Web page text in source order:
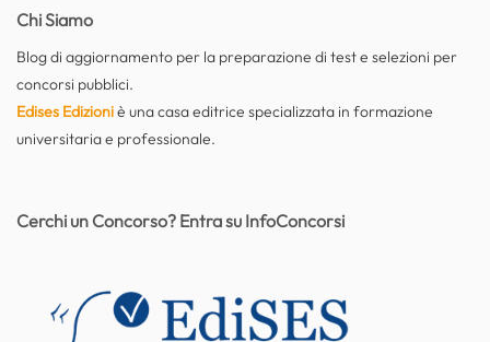
Chi Siamo
Blog di aggiornamento per la preparazione di test e selezioni per
concorsi pubblici.
Edises Edizioniè una casa editrice specializzata in formazione
universitaria e professionale.
Cerchi un Concorso? Entra su InfoConcorsi